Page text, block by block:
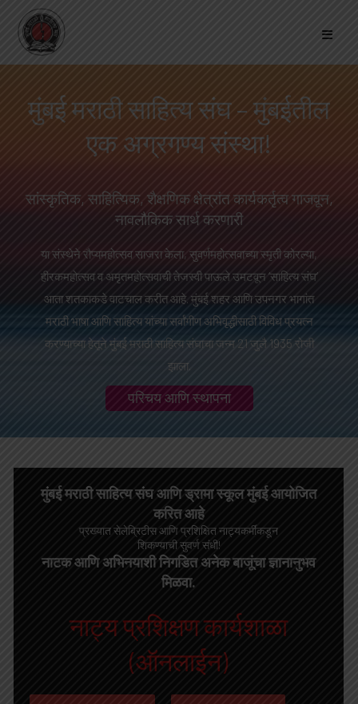
मुंबई मराठी साहित्य संघ – मुंबईतील
एक अग्रगण्य संस्था!
सांस्कृतिक, साहित्यिक, शैक्षणिक क्षेत्रांत कार्यकर्तृत्व गाजवून,
नावलौकिक सार्थ करणारी
या संस्थेने रौप्यमहोत्सव साजरा केला, सुवर्णमहोत्सवाच्या स्मृती कोरल्या,
हीरकमहोत्सव व अमृतमहोत्सवाची तेजस्वी पाऊले उमटवून ‘साहित्य संघ’
आता शतकाकडे वाटचाल करीत आहे. मुंबई शहर आणि उपनगर भागांत
मराठी भाषा आणि साहित्य यांच्या सर्वांगीण अभिवृद्धीसाठी विविध प्रयत्न
करण्याच्या हेतूने मुंबई मराठी साहित्य संघाचा जन्म 21 जुलै 1935 रोजी
झाला.
परिचय आणि स्थापना
मुंबई मराठी साहित्य संघ आणि ड्रामा स्कूल मुंबई आयोजित
करित आहे
प्रख्यात सेलेब्रिटीस आणि प्रशिक्षित नाट्यकर्मींकडून
शिकण्याची सुवर्ण संधी!
नाटक आणि अभिनयाशी निगडित अनेक बाजूंचा ज्ञानानुभव
मिळवा.
नाट्य प्रशिक्षण कार्यशाळा
(ऑनलाईन)